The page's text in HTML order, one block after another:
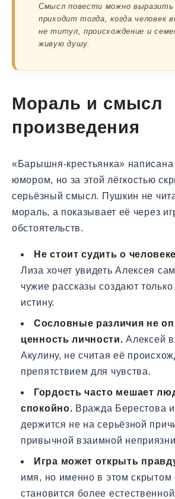
Смысл повести можно
приходит тогда, когда человек
не титул, происхождение и
живую душу.
Мораль и смысл
произведения
«Барышня-крестьянка» написана
юмором, но за этой лёгкостью
серьёзный смысл. Пушкин не
мораль, а показывает её через
обстоятельств.
Не стоит судить о
Лиза хочет увидеть Алексея
чужие рассказы создают
истину.
Сословные различия не
ценность личности. Алексей
Акулину, не считая её
препятствием для чувства.
Гордость часто мешает
спокойно. Вражда Берестова
держится не на серьёзной
привычной взаимной
Игра может открыть
имя, но именно в этом скрытом
становится более